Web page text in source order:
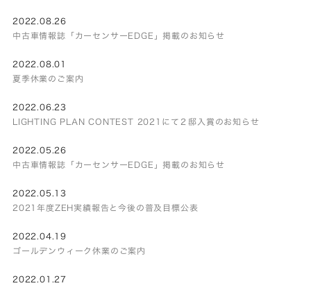
2022.08.26
中古車情報誌「カーセンサーEDGE」掲載のお知らせ
2022.08.01
夏季休業のご案内
2022.06.23
LIGHTING PLAN CONTEST 2021にて２邸入賞のお知らせ
2022.05.26
中古車情報誌「カーセンサーEDGE」掲載のお知らせ
2022.05.13
2021年度ZEH実績報告と今後の普及目標公表
2022.04.19
ゴールデンウィーク休業のご案内
2022.01.27